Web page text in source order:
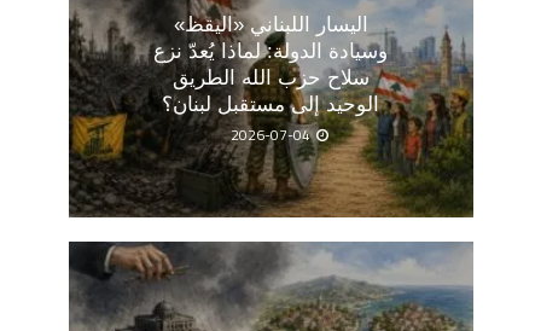
اليسار اللبناني «اليقظ»
وسيادة الدولة: لماذا يُعدّ نزع
سلاح حزب الله الطريق
الوحيد إلى مستقبل لبنان؟
2026-07-04